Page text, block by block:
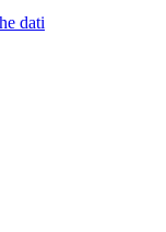
dati